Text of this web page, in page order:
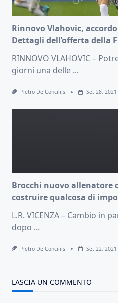
Rinnovo Vlahovic,
Dettagli dell’offerta della
RINNOVO VLAHOVIC –
giorni una delle ...
Pietro De Conciliis Set 28, 2021
Brocchi nuovo allenatore
costruire qualcosa di
L.R. VICENZA – Cambio in
dopo ...
Pietro De Conciliis Set 22, 2021
LASCIA UN COMMENTO